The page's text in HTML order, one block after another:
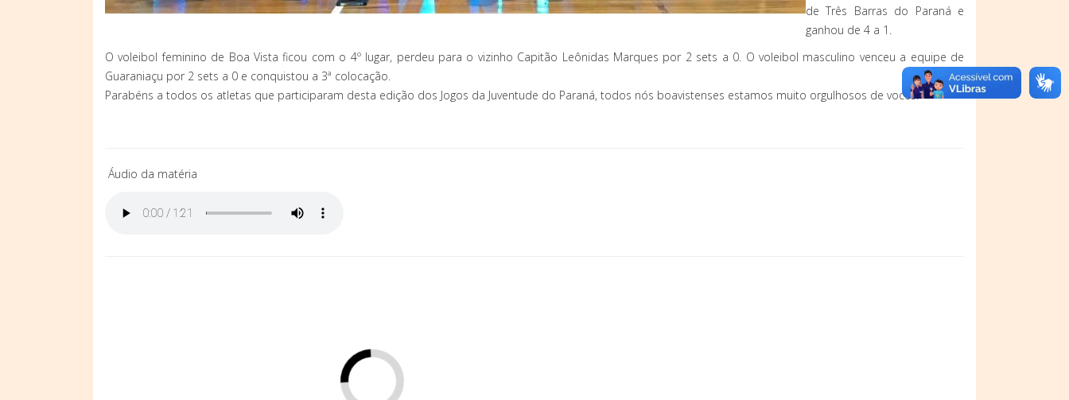
de Três Barras do Paraná e
ganhou de 4 a 1.
O voleibol feminino de Boa Vista ficou com o 4º lugar, perdeu para o vizinho Capitão Leônidas Marques por 2 sets a 0. O voleibol masculino venceu a equipe de
Guaraniaçu por 2 sets a 0 e conquistou a 3ª colocação.
Parabéns a todos os atletas que participaram desta edição dos Jogos da Juventude do Paraná, todos nós boavistenses estamos muito orgulhosos de vocês.
Áudio da matéria